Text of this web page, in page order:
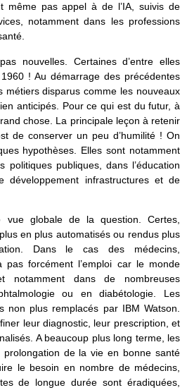
même pas appel à de l’IA, suivis de
notamment dans les professions
nouvelles. Certaines d’entre elles
! Au démarrage des précédentes
métiers disparus comme les nouveaux
anticipés. Pour ce qui est du futur, à
chose. La principale leçon à retenir
de conserver un peu d’humilité ! On
hypothèses. Elles sont notamment
politiques publiques, dans l’éducation
développement infrastructures et de
globale de la question. Certes,
en plus automatisés ou rendus plus
Dans le cas des médecins,
pas forcément l’emploi car le monde
notamment dans de nombreuses
ou en diabétologie. Les
non plus remplacés par IBM Watson.
leur diagnostic, leur prescription, et
A beaucoup plus long terme, les
prolongation de la vie en bonne santé
le besoin en nombre de médecins,
de longue durée sont éradiquées,